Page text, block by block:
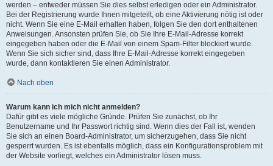
werden – entweder müssen Sie dies selbst erledigen oder ein Administrator.
Bei der Registrierung wurde Ihnen mitgeteilt, ob eine Aktivierung nötig ist oder
nicht. Wenn Sie eine E-Mail erhalten haben, folgen Sie den dort enthaltenen
Anweisungen. Ansonsten prüfen Sie, ob Sie Ihre E-Mail-Adresse korrekt
eingegeben haben oder die E-Mail von einem Spam-Filter blockiert wurde.
Wenn Sie sich sicher sind, dass Ihre E-Mail-Adresse korrekt eingegeben
wurde, dann kontaktieren Sie einen Administrator.
Nach oben
Warum kann ich mich nicht anmelden?
Dafür gibt es viele mögliche Gründe. Prüfen Sie zunächst, ob Ihr
Benutzername und Ihr Passwort richtig sind. Wenn dies der Fall ist, wenden
Sie sich an einen Board-Administrator, um sicherzugehen, dass Sie nicht
gesperrt wurden. Es ist ebenfalls möglich, dass ein Konfigurationsproblem mit
der Website vorliegt, welches ein Administrator lösen muss.